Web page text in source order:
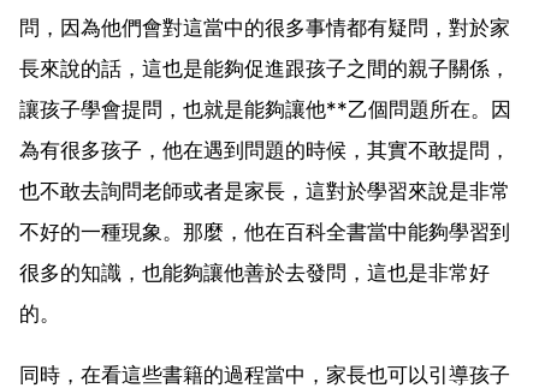
問，因為他們會對這當中的很多事情都有疑問，對於家
長來說的話，這也是能夠促進跟孩子之間的親子關係，
讓孩子學會提問，也就是能夠讓他**乙個問題所在。因
為有很多孩子，他在遇到問題的時候，其實不敢提問，
也不敢去詢問老師或者是家長，這對於學習來說是非常
不好的一種現象。那麼，他在百科全書當中能夠學習到
很多的知識，也能夠讓他善於去發問，這也是非常好
的。
同時，在看這些書籍的過程當中，家長也可以引導孩子